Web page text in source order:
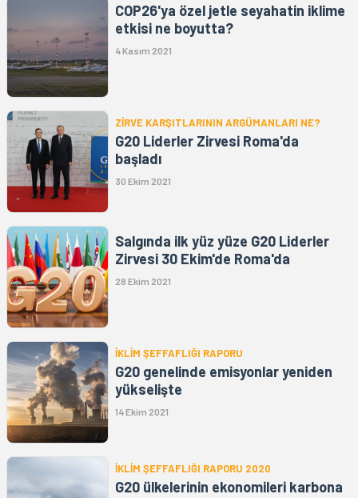
COP26'ya özel jetle seyahatin iklime
etkisi ne boyutta?
4 Kasım 2021
ZİRVE KARŞITLARININ ARGÜMANLARI NE?
G20 Liderler Zirvesi Roma'da
başladı
30 Ekim 2021
Salgında ilk yüz yüze G20 Liderler
Zirvesi 30 Ekim'de Roma'da
28 Ekim 2021
İKLİM ŞEFFAFLIĞI RAPORU
G20 genelinde emisyonlar yeniden
yükselişte
14 Ekim 2021
İKLİM ŞEFFAFLIĞI RAPORU 2020
G20 ülkelerinin ekonomileri karbona